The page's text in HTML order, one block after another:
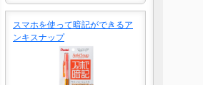
スマホを使って暗記ができるア
ンキスナップ